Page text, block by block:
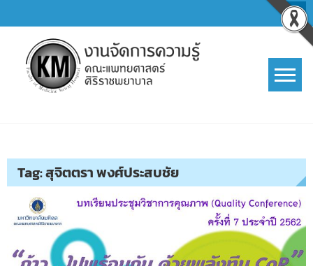
to
content
Tag:สุจิตตรา พงศ์ประสบชัย